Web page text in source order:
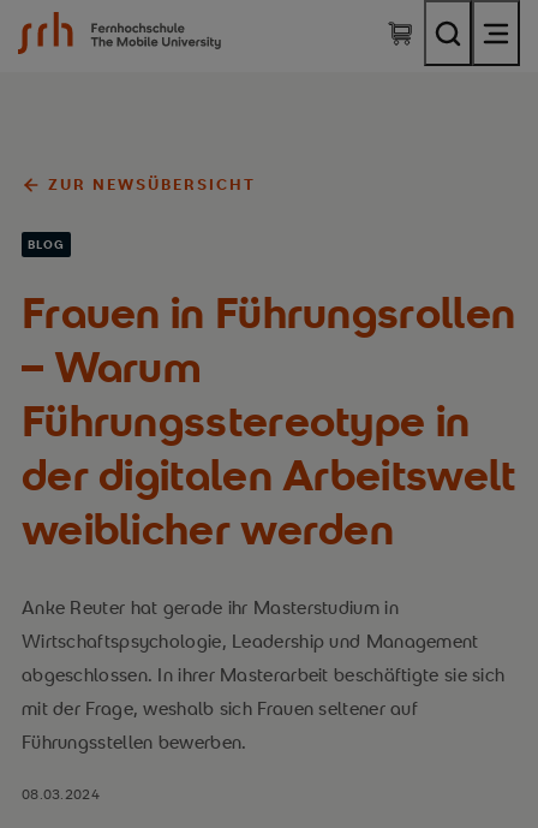
SRH Fernhochschule - The Mobile University
ZUR NEWSÜBERSICHT
BLOG
Frauen in Führungsrollen
– Warum
Führungsstereotype in
der digitalen Arbeitswelt
weiblicher werden
Anke Reuter hat gerade ihr Masterstudium in
Wirtschaftspsychologie, Leadership und Management
abgeschlossen. In ihrer Masterarbeit beschäftigte sie sich
mit der Frage, weshalb sich Frauen seltener auf
Führungsstellen bewerben.
08.03.2024